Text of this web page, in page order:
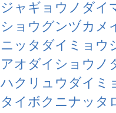
ジャギョウノダイ
ショウグンヅカメ
ニッタダイミョウ
アオダイショウノ
ハクリュウダイミ
タイボクニナッタ